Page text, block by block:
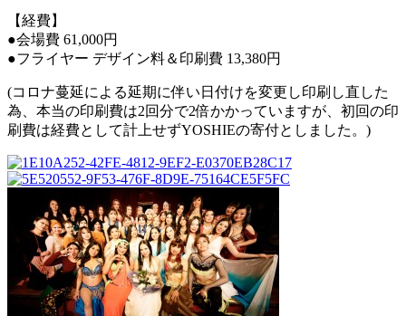
【経費】
●会場費 61,000円
●フライヤー デザイン料＆印刷費 13,380円
(コロナ蔓延による延期に伴い日付けを変更し印刷し直した
為、本当の印刷費は2回分で2倍かかっていますが、初回の印
刷費は経費として計上せずYOSHIEの寄付としました。)